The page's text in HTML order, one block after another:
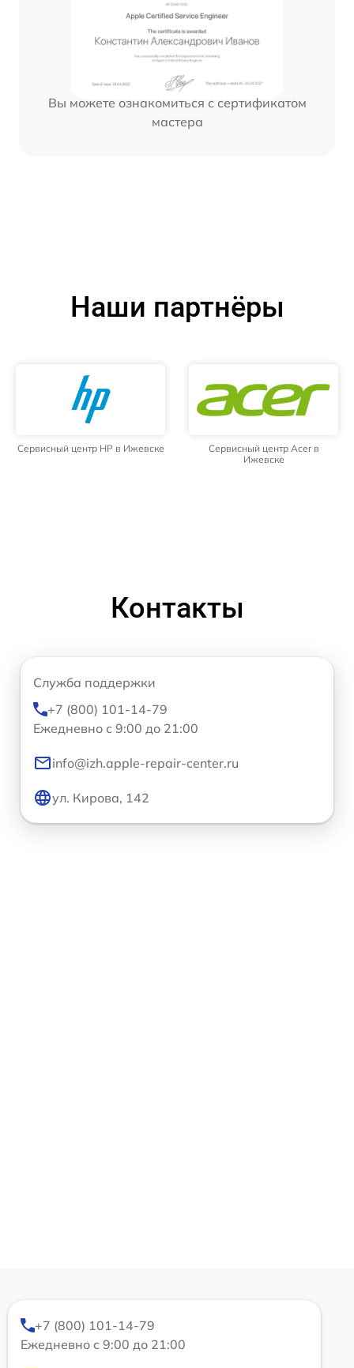
Вы можете ознакомиться с сертификатом
мастера
Наши партнёры
Сервисный центр HP в Ижевске
Сервисный центр Acer в
Ижевске
Контакты
Служба поддержки
+7 (800) 101-14-79
Ежедневно с 9:00 до 21:00
info@izh.apple-repair-center.ru
ул. Кирова, 142
+7 (800) 101-14-79
Ежедневно с 9:00 до 21:00